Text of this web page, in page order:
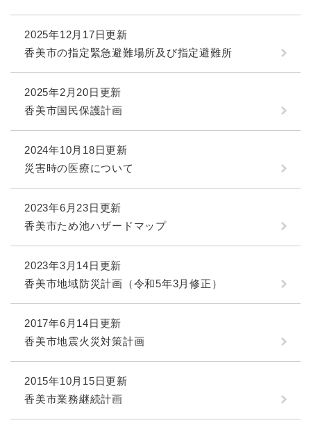
2025年12月17日更新
香美市の指定緊急避難場所及び指定避難所
2025年2月20日更新
香美市国民保護計画
2024年10月18日更新
災害時の医療について
2023年6月23日更新
香美市ため池ハザードマップ
2023年3月14日更新
香美市地域防災計画（令和5年3月修正）
2017年6月14日更新
香美市地震火災対策計画
2015年10月15日更新
香美市業務継続計画